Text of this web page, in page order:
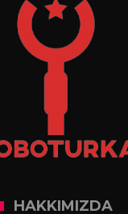
HAKKIMIZDA